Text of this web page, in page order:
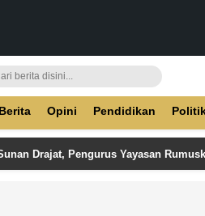
Berita Opini Pendidikan
Drajat, Pengurus Yayasan